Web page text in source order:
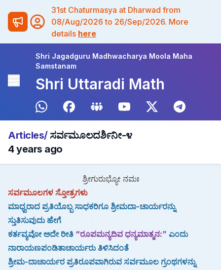
31st Chaturmasya at Dharwad from
08/Aug/2026 to 26/Sep/2026. More
details here
Shri Jagadguru Madhwacharya Moola Maha
Samstanam
Shri Uttaradi Math
Articles/ ಸರ್ವಮೂಲದರ್ಶಿನೀ-೪
4 years ago
ಶ್ರೀಗುರುಭ್ಯೋ ನಮಃ
ಸರ್ವಮೂಲಗಳ ಸ್ತೋತ್ರಗಳು
ಮಾಧ್ವರಾದ ಪ್ರತಿಯೊಬ್ಬ ಸಾಧಕರಿಗೂ ಶ್ರೀಮದಾ-ಚಾರ್ಯರನ್ನು
ಸ್ತುತಿಸುವುದು ಹೇಗೆ
ಕರ್ತವ್ಯವೋ ಅದೇ ರೀತಿ “ರೂಪಮನ್ಯದಿವ ಧನ್ಯಮಾತ್ಮನ:” ಎಂದು
ನಾರಾಯಣಪಂಡಿತಾಚಾರ್ಯರು ತಿಳಿಸಿದಂತೆ
ಶ್ರೀಮ-ದಾಚಾರ್ಯರ ಪ್ರತಿರೂಪವಾಗಿರುವ ಸರ್ವಮೂಲ ಗ್ರಂಥಗಳನ್ನು